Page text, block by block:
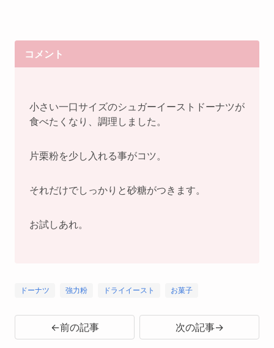
コメント
小さい一口サイズのシュガーイーストドーナツが
食べたくなり、調理しました。
片栗粉を少し入れる事がコツ。
それだけでしっかりと砂糖がつきます。
お試しあれ。
ドーナツ 強力粉 ドライイースト お菓子
←前の記事 次の記事→